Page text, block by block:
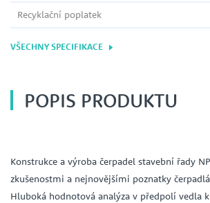
Recyklační poplatek
VŠECHNY SPECIFIKACE
POPIS PRODUKTU
Konstrukce a výroba čerpadel stavební řady
zkušenostmi a nejnovějšími poznatky
Hluboká hodnotová analýza v předpolí vedla